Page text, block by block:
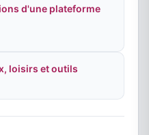
d'une plateforme
loisirs et outils